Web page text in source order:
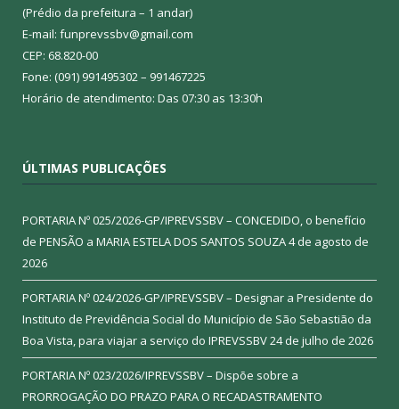
(Prédio da prefeitura – 1 andar)
E-mail: funprevssbv@gmail.com
CEP: 68.820-00
Fone: (091) 991495302 – 991467225
Horário de atendimento: Das 07:30 as 13:30h
ÚLTIMAS PUBLICAÇÕES
PORTARIA Nº 025/2026-GP/IPREVSSBV – CONCEDIDO, o benefício
de PENSÃO a MARIA ESTELA DOS SANTOS SOUZA4 de agosto de
2026
PORTARIA Nº 024/2026-GP/IPREVSSBV – Designar a Presidente do
Instituto de Previdência Social do Município de São Sebastião da
Boa Vista, para viajar a serviço do IPREVSSBV24 de julho de 2026
PORTARIA Nº 023/2026/IPREVSSBV – Dispõe sobre a
PRORROGAÇÃO DO PRAZO PARA O RECADASTRAMENTO